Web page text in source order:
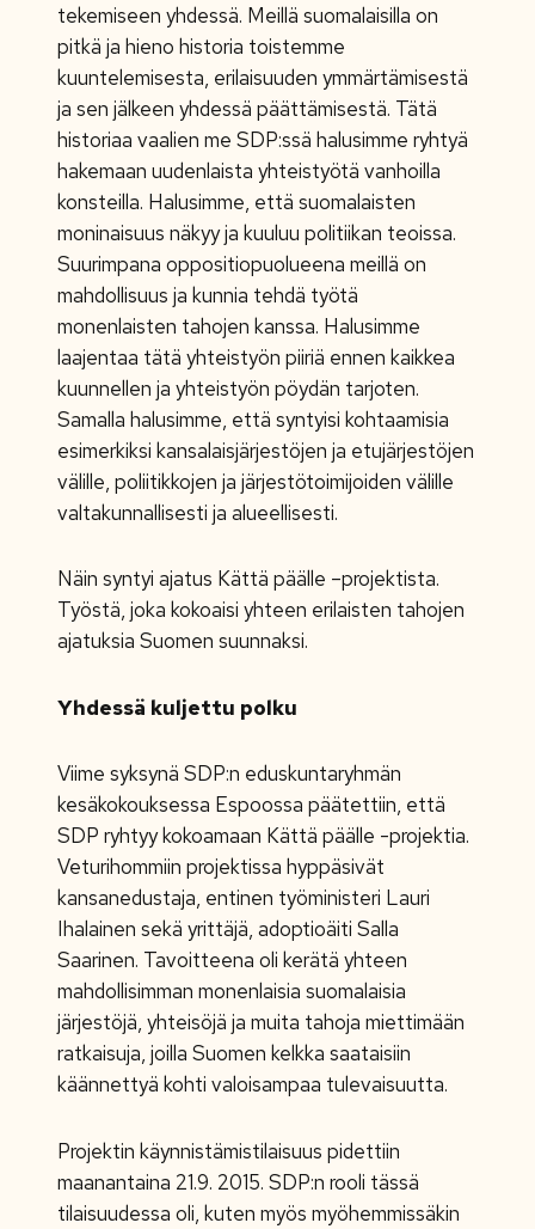
tekemiseen yhdessä. Meillä suomalaisilla on
pitkä ja hieno historia toistemme
kuuntelemisesta, erilaisuuden ymmärtämisestä
ja sen jälkeen yhdessä päättämisestä. Tätä
historiaa vaalien me SDP:ssä halusimme ryhtyä
hakemaan uudenlaista yhteistyötä vanhoilla
konsteilla. Halusimme, että suomalaisten
moninaisuus näkyy ja kuuluu politiikan teoissa.
Suurimpana oppositiopuolueena meillä on
mahdollisuus ja kunnia tehdä työtä
monenlaisten tahojen kanssa. Halusimme
laajentaa tätä yhteistyön piiriä ennen kaikkea
kuunnellen ja yhteistyön pöydän tarjoten.
Samalla halusimme, että syntyisi kohtaamisia
esimerkiksi kansalaisjärjestöjen ja etujärjestöjen
välille, poliitikkojen ja järjestötoimijoiden välille
valtakunnallisesti ja alueellisesti.
Näin syntyi ajatus Kättä päälle –projektista.
Työstä, joka kokoaisi yhteen erilaisten tahojen
ajatuksia Suomen suunnaksi.
Yhdessä kuljettu polku
Viime syksynä SDP:n eduskuntaryhmän
kesäkokouksessa Espoossa päätettiin, että
SDP ryhtyy kokoamaan Kättä päälle -projektia.
Veturihommiin projektissa hyppäsivät
kansanedustaja, entinen työministeri Lauri
Ihalainen sekä yrittäjä, adoptioäiti Salla
Saarinen. Tavoitteena oli kerätä yhteen
mahdollisimman monenlaisia suomalaisia
järjestöjä, yhteisöjä ja muita tahoja miettimään
ratkaisuja, joilla Suomen kelkka saataisiin
käännettyä kohti valoisampaa tulevaisuutta.
Projektin käynnistämistilaisuus pidettiin
maanantaina 21.9. 2015. SDP:n rooli tässä
tilaisuudessa oli, kuten myös myöhemmissäkin